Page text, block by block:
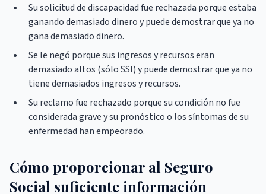
Su solicitud de discapacidad fue rechazada porque estaba
ganando demasiado dinero y puede demostrar que ya no
gana demasiado dinero.
Se le negó porque sus ingresos y recursos eran
demasiado altos (sólo SSI) y puede demostrar que ya no
tiene demasiados ingresos y recursos.
Su reclamo fue rechazado porque su condición no fue
considerada grave y su pronóstico o los síntomas de su
enfermedad han empeorado.
Cómo proporcionar al Seguro
Social suficiente información